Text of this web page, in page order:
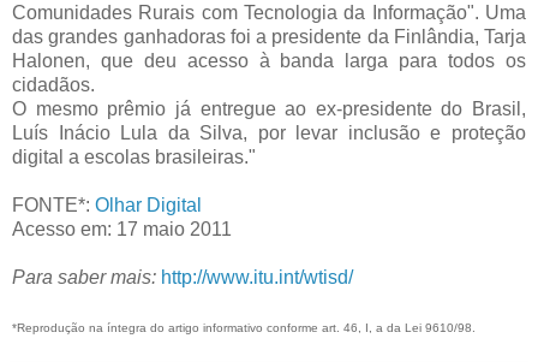
Comunidades Rurais com Tecnologia da Informação". Uma
das grandes ganhadoras foi a presidente da Finlândia, Tarja
Halonen, que deu acesso à banda larga para todos os
cidadãos.
O mesmo prêmio já entregue ao ex-presidente do Brasil,
Luís Inácio Lula da Silva, por levar inclusão e proteção
digital a escolas brasileiras."
FONTE*: Olhar Digital
Acesso em: 17 maio 2011
Para saber mais: http://www.itu.int/wtisd/
*Reprodução na íntegra do artigo informativo conforme art. 46, I, a da Lei 9610/98.